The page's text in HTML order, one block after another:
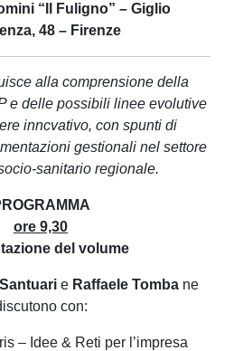
“Il Fuligno” – Giglio
48 – Firenze
alla comprensione della
e delle possibili linee evolutive
inncvativo, con spunti di
gestionali nel settore
sanitario regionale.
ore 9,30
del volume
e Raffaele Tomba ne
con:
Iris – Idee & Reti per l’impresa